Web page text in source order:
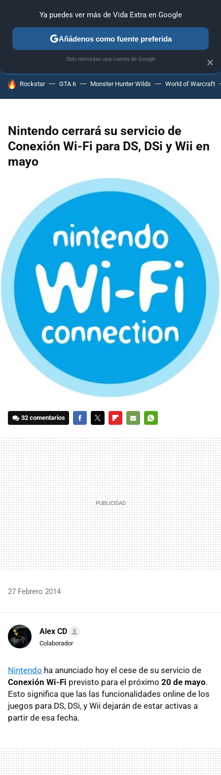
ANÁLISIS GUÍAS Y TRUCOS PC SONY NINTENDO
HOY SE HABLA DE
Rockstar GTA 6 Monster Hunter Wilds World of Warcraft
Nintendo cerrará su servicio de
Conexión Wi-Fi para DS, DSi y Wii en
mayo
32 comentarios
MAIL
27 Febrero 2014
Alex CD
Colaborador
Nintendo ha anunciado hoy el cese de su servicio de
Conexión Wi-Fi previsto para el próximo 20 de mayo.
Esto significa que las las funcionalidades online de los
juegos para DS, DSi, y Wii dejarán de estar activas a
partir de esa fecha.
×
Ya puedes ver más de Vida Extra en Google
Añádenos como fuente preferida
Solo necesitas una cuenta de Google